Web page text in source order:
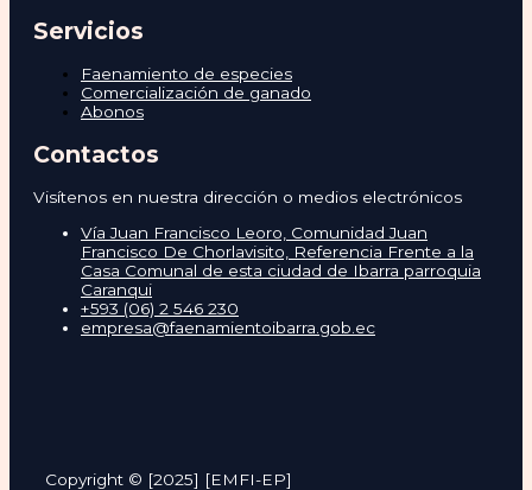
Servicios
Faenamiento de especies
Comercialización de ganado
Abonos
Contactos
Visítenos en nuestra dirección o medios electrónicos
Vía Juan Francisco Leoro, Comunidad Juan
Francisco De Chorlavisito, Referencia Frente a la
Casa Comunal de esta ciudad de Ibarra parroquia
Caranqui
+593 (06) 2 546 230
empresa@faenamientoibarra.gob.ec
Copyright © [2025] [EMFI-EP]